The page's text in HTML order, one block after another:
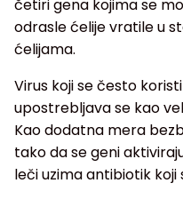
četiri gena kojima se
odrasle ćelije vratile u
ćelijama.
Virus koji se često
upostrebljava se kao
Kao dodatna mera
tako da se geni
leči uzima antibiotik koji